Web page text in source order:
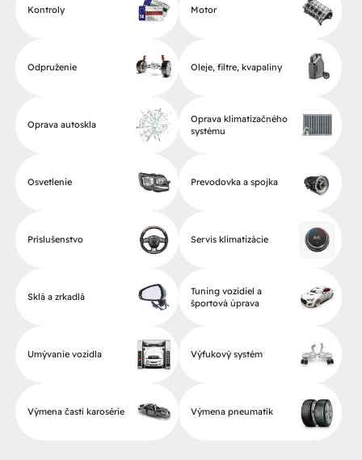
Kontroly Motor
Odpruženie Oleje, filtre, kvapaliny
Oprava autoskla
Oprava klimatizačného
systému
Osvetlenie Prevodovka a spojka
Príslušenstvo Servis klimatizácie
Sklá a zrkadlá
Tuning vozidiel a
športová úprava
Umývanie vozidla Výfukový systém
Výmena častí karosérie Výmena pneumatík